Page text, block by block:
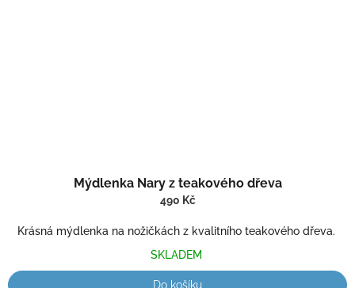
Mýdlenka Nary z teakového dřeva
490 Kč
Krásná mýdlenka na nožičkách z kvalitního teakového dřeva.
SKLADEM
Do košíku